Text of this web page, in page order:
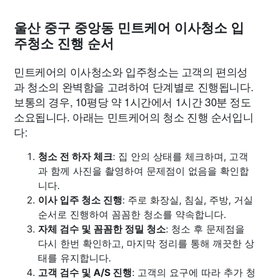
울산 중구 중앙동 민트케어 이사청소 입
주청소 진행 순서
민트케어의 이사청소와 입주청소는 고객의 편의성
과 청소의 완벽함을 고려하여 단계별로 진행됩니다.
보통의 경우, 10평당 약 1시간에서 1시간 30분 정도
소요됩니다. 아래는 민트케어의 청소 진행 순서입니
다:
청소 전 하자 체크: 집 안의 상태를 체크하며, 고객
과 함께 사진을 촬영하여 문제점이 없음을 확인합
니다.
이사 입주 청소 진행: 주로 화장실, 침실, 주방, 거실
순서로 진행하여 꼼꼼한 청소를 약속합니다.
자체 검수 및 꼼꼼한 정밀 청소: 청소 후 문제점을
다시 한번 확인하고, 마지막 정리를 통해 깨끗한 상
태를 유지합니다.
고객 검수 및 A/S 진행: 고객의 요구에 따라 추가 청